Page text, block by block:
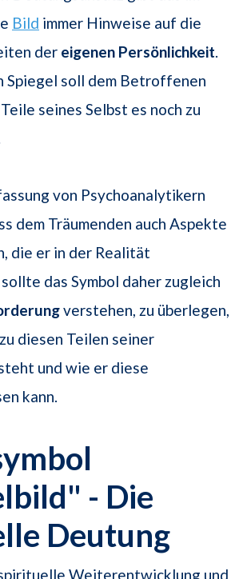
Bild immer Hinweise auf die
der eigenen Persönlichkeit
Spiegel soll dem Betroffenen
seines Selbst es noch zu
von Psychoanalytikern
dem Träumenden auch Aspekte
die er in der Realität
das Symbol daher zugleich
verstehen, zu überlegen,
diesen Teilen seiner
und wie er diese
kann.
- Die
Deutung
Weiterentwicklung und